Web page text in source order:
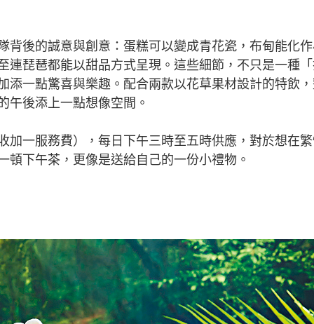
後的誠意與創意：蛋糕可以變成青花瓷，布甸能化
連琵琶都能以甜品方式呈現。這些細節，不只是一種
添一點驚喜與樂趣。配合兩款以花草果材設計的特飲
午後添上一點想像空間。
一服務費），每日下午三時至五時供應，對於想在
下午茶，更像是送給自己的一份小禮物。